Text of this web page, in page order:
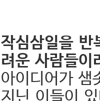
작심삼일을 반
려운 사람들
아이디어가 샘
지닌 이들이